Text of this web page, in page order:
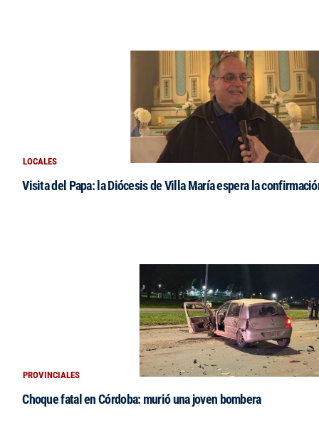
LOCALES
Visita del Papa: la Diócesis de Villa María espera la
PROVINCIALES
Choque fatal en Córdoba: murió una joven bombera